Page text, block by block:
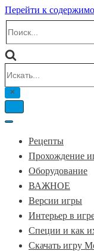
Перейти к
Меню
Меню
Рецепты
Прохождение
Оборудование
ВАЖНОЕ
Версии игры
Интерьер в
Специи и как
Скачать игру